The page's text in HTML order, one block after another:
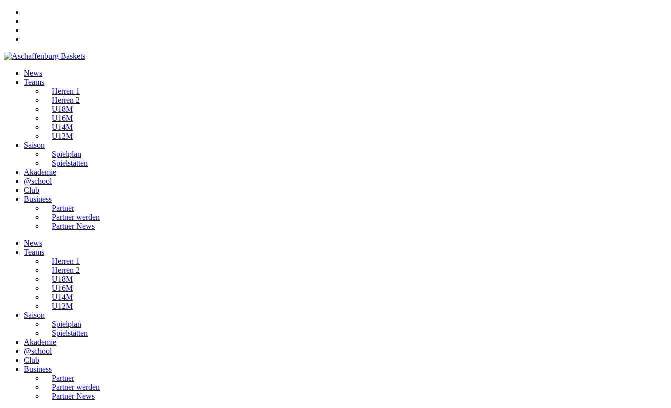
Zum
Inhalt
wechseln
News
Teams
Herren 1
Herren 2
U18M
U16M
U14M
U12M
Saison
Spielplan
Spielstätten
Akademie
@school
Club
Business
Partner
Partner werden
Partner News
News
Teams
Herren 1
Herren 2
U18M
U16M
U14M
U12M
Saison
Spielplan
Spielstätten
Akademie
@school
Club
Business
Partner
Partner werden
Partner News